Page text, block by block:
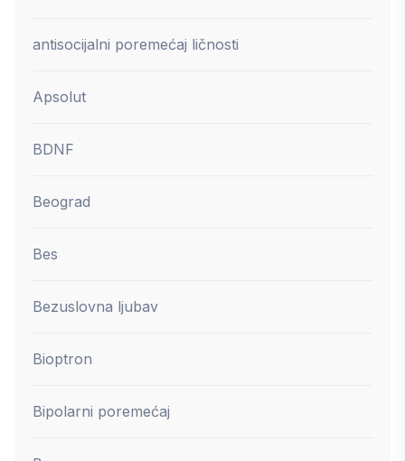
antisocijalni poremećaj ličnosti
Apsolut
BDNF
Beograd
Bes
Bezuslovna ljubav
Bioptron
Bipolarni poremećaj